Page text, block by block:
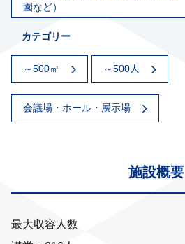
園など）
カテゴリー
～500㎡ ～500人
会議場・ホール・展示場
施設概要
最大収容人数